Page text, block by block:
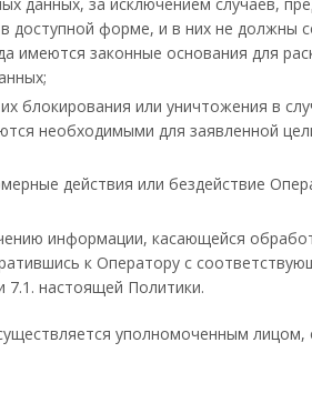
форме, и в них не должны
имеются законные основания для
блокирования или уничтожения в
необходимыми для заявленной
действия или бездействие
информации, касающейся
к Оператору с
настоящей Политики.
уполномоченным